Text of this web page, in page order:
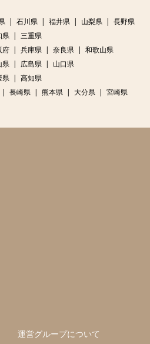
石川県 福井県 山梨県
長野県
県
三重県
府 兵庫県 奈良県
和歌山県
県 広島県
山口県
県
高知県
長崎県 熊本県 大分県
宮崎県
運営グループについて